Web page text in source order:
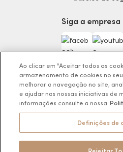
Encontre o Presente Ideal!
Beauty Week
Guia da Beleza Eudora
Siga a empresa
Os preços da loja online podem
Rodovia Régis Bitencourt, KM 437,
Ao clicar em "Aceitar todos os
armazenamento de cookies no
melhorar a navegação no site,
e ajudar nas nossas iniciativas de
informações consulte a nossa
Definições de